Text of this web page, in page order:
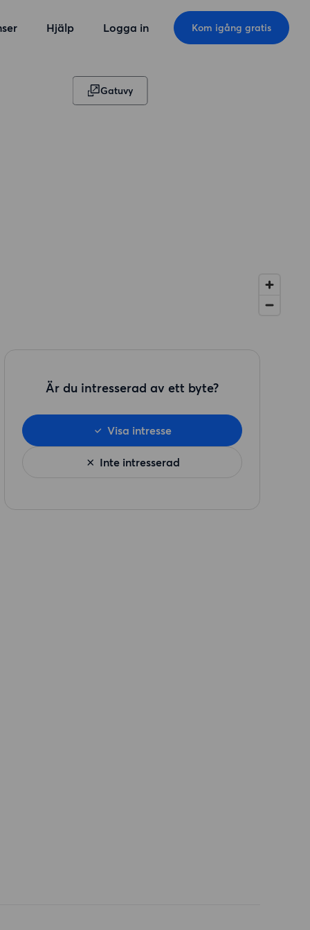
Hjälp Logga in Kom igång gratis
Gatuvy
Är du intresserad av ett byte?
Inte intresserad
Visa intresse